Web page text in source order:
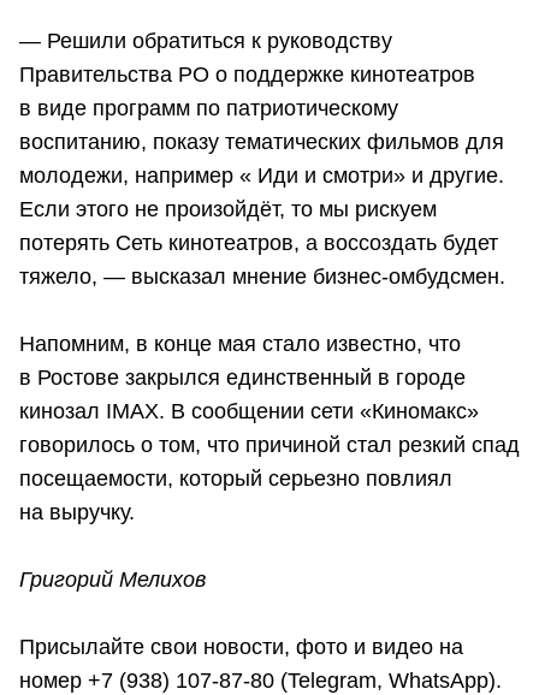
— Решили обратиться к руководству
Правительства РО о поддержке кинотеатров
в виде программ по патриотическому
воспитанию, показу тематических фильмов для
молодежи, например « Иди и смотри» и другие.
Если этого не произойдёт, то мы рискуем
потерять Сеть кинотеатров, а воссоздать будет
тяжело, — высказал мнение бизнес-омбудсмен.
Напомним, в конце мая стало известно, что
в Ростове закрылся единственный в городе
кинозал IMAX. В сообщении сети «Киномакс»
говорилось о том, что причиной стал резкий спад
посещаемости, который серьезно повлиял
на выручку.
Григорий Мелихов
Присылайте свои новости, фото и видео на
номер +7 (938) 107-87-80 (Telegram, WhatsApp).